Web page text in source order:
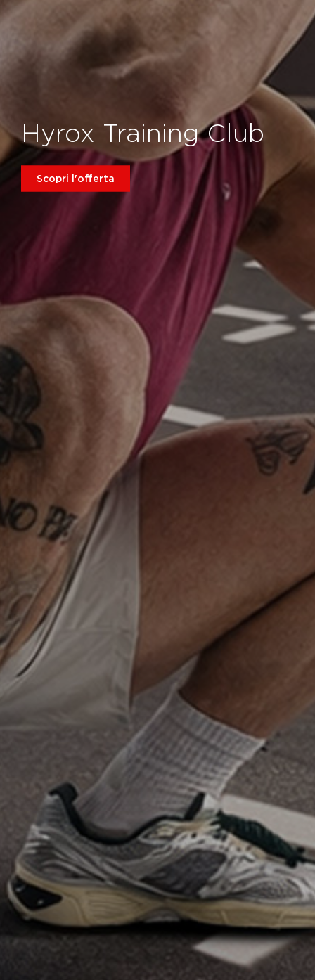
Hyrox Training Club
Scopri l'offerta